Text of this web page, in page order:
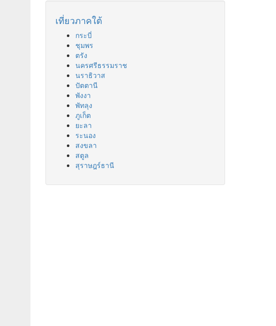
เที่ยวภาคใต้
กระบี่
ชุมพร
ตรัง
นครศรีธรรมราช
นราธิวาส
ปัตตานี
พังงา
พัทลุง
ภูเก็ต
ยะลา
ระนอง
สงขลา
สตูล
สุราษฎร์ธานี